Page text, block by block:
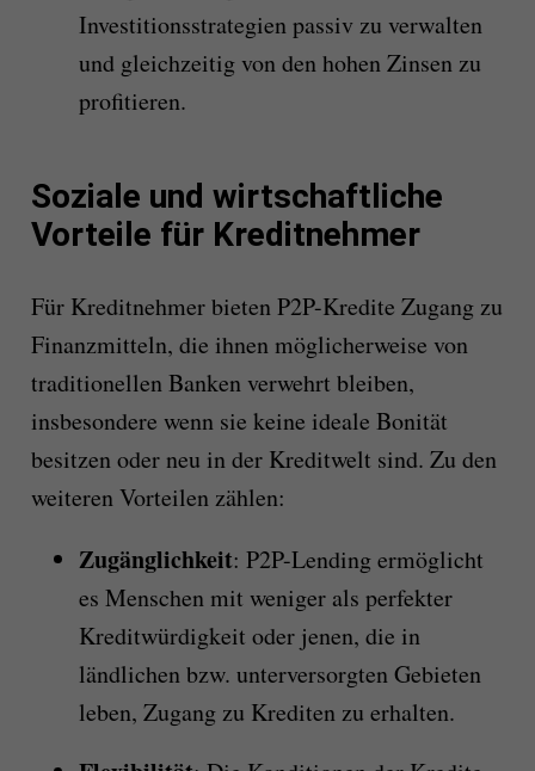
Investitionsstrategien passiv zu verwalten
und gleichzeitig von den hohen Zinsen zu
profitieren.
Soziale und wirtschaftliche
Vorteile für Kreditnehmer
Für Kreditnehmer bieten P2P-Kredite Zugang zu
Finanzmitteln, die ihnen möglicherweise von
traditionellen Banken verwehrt bleiben,
insbesondere wenn sie keine ideale Bonität
besitzen oder neu in der Kreditwelt sind. Zu den
weiteren Vorteilen zählen:
Zugänglichkeit: P2P-Lending ermöglicht
es Menschen mit weniger als perfekter
Kreditwürdigkeit oder jenen, die in
ländlichen bzw. unterversorgten Gebieten
leben, Zugang zu Krediten zu erhalten.